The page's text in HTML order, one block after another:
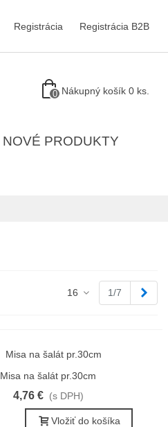
Registrácia Registrácia B2B
0 Nákupný košík 0 ks.
NOVÉ PRODUKTY
16 1/7
Rýchly náhľad
Misa na šalát pr.30cm
4,76 € (s DPH)
Vložiť do košíka